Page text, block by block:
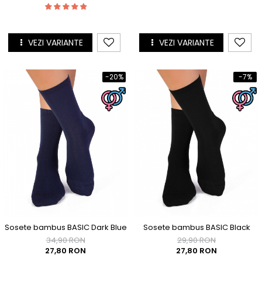
VEZI VARIANTE VEZI VARIANTE
-20%
Sosete bambus BASIC Dark Blue
34,90 RON
27,80 RON
-7%
Sosete bambus BASIC Black
29,90 RON
27,80 RON